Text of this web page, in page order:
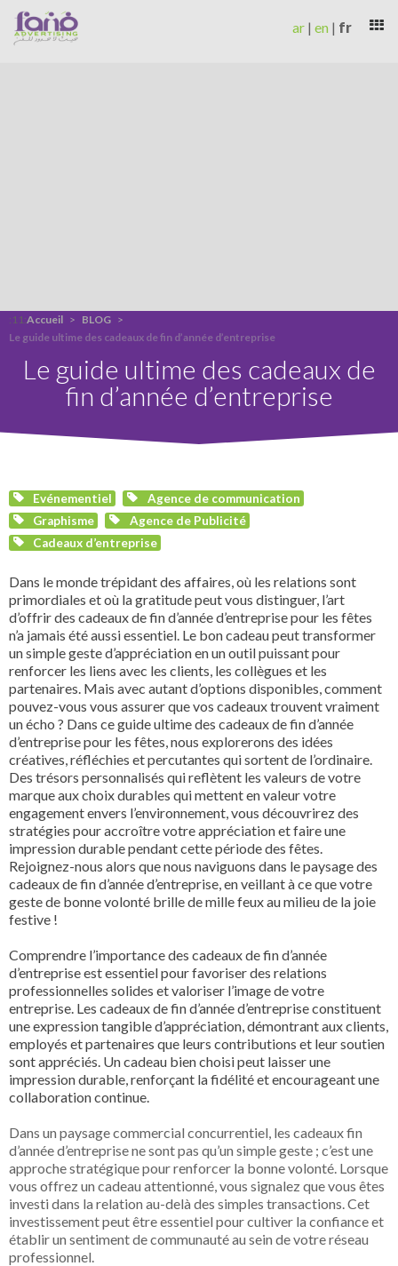
ar | en | fr
:11:Accueil > BLOG >
Le guide ultime des cadeaux de fin d’année d’entreprise
Le guide ultime des cadeaux de
fin d’année d’entreprise
Evénementiel
Agence de communication
Graphisme
Agence de Publicité
Cadeaux d’entreprise
Dans le monde trépidant des affaires, où les relations sont
primordiales et où la gratitude peut vous distinguer, l’art
d’offrir des cadeaux de fin d’année d’entreprise pour les fêtes
n’a jamais été aussi essentiel. Le bon cadeau peut transformer
un simple geste d’appréciation en un outil puissant pour
renforcer les liens avec les clients, les collègues et les
partenaires. Mais avec autant d’options disponibles, comment
pouvez-vous vous assurer que vos cadeaux trouvent vraiment
un écho ? Dans ce guide ultime des cadeaux de fin d’année
d’entreprise pour les fêtes, nous explorerons des idées
créatives, réfléchies et percutantes qui sortent de l’ordinaire.
Des trésors personnalisés qui reflètent les valeurs de votre
marque aux choix durables qui mettent en valeur votre
engagement envers l’environnement, vous découvrirez des
stratégies pour accroître votre appréciation et faire une
impression durable pendant cette période des fêtes.
Rejoignez-nous alors que nous naviguons dans le paysage des
cadeaux de fin d’année d’entreprise, en veillant à ce que votre
geste de bonne volonté brille de mille feux au milieu de la joie
festive !
Comprendre l’importance des cadeaux de fin d’année
d’entreprise est essentiel pour favoriser des relations
professionnelles solides et valoriser l’image de votre
entreprise. Les cadeaux de fin d’année d’entreprise constituent
une expression tangible d’appréciation, démontrant aux clients,
employés et partenaires que leurs contributions et leur soutien
sont appréciés. Un cadeau bien choisi peut laisser une
impression durable, renforçant la fidélité et encourageant une
collaboration continue.
Dans un paysage commercial concurrentiel, les cadeaux fin
d’année d’entreprise ne sont pas qu’un simple geste ; c’est une
approche stratégique pour renforcer la bonne volonté. Lorsque
vous offrez un cadeau attentionné, vous signalez que vous êtes
investi dans la relation au-delà des simples transactions. Cet
investissement peut être essentiel pour cultiver la confiance et
établir un sentiment de communauté au sein de votre réseau
professionnel.